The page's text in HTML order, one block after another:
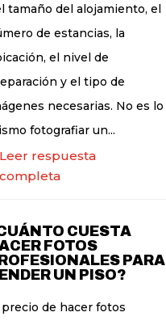
tamaño del alojamiento, el
de estancias, la
el nivel de
y el tipo de
necesarias. No es lo
fotografiar un...
Leer respuesta
completa
CUESTA
FOTOS
PARA
UN PISO?
precio de hacer fotos